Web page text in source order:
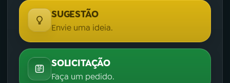
SUGESTÃO
Envie uma ideia.
SOLICITAÇÃO
Faça um pedido.